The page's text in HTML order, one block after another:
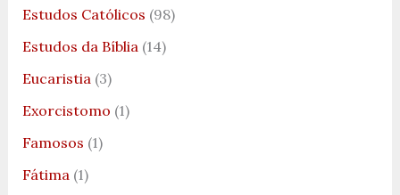
Estudos Católicos (98)
Estudos da Bíblia(14)
Eucaristia(3)
Exorcistomo (1)
Famosos (1)
Fátima(1)